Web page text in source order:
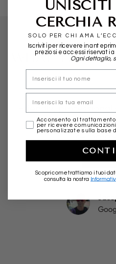
WHAT THEY
Friendly, professional
More than positive
CERCHIA
SOLO PER CHI AMA
Iscriviti per ricevere in
preziosi e accessi riservati
Ogni dettaglio,
nome
Email
marketing
Acconsento al
per ricevere
personalizzate sulla base
Scopri come trattiamo i tuoi
consulta la nostra